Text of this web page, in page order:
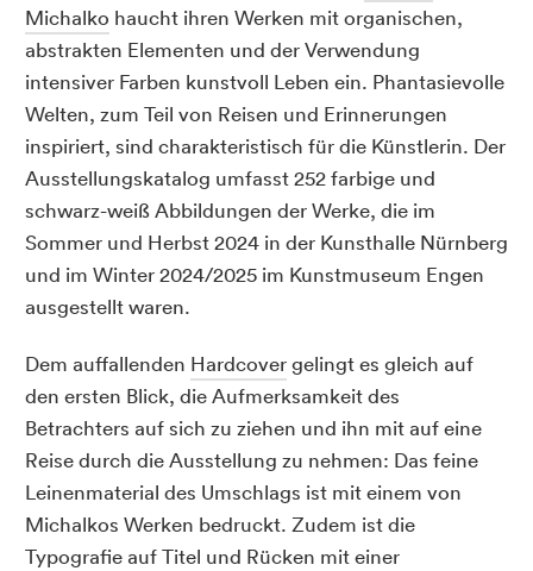
Michalko haucht ihren Werken mit organischen,
abstrakten Elementen und der Verwendung
intensiver Farben kunstvoll Leben ein. Phantasievolle
Welten, zum Teil von Reisen und Erinnerungen
inspiriert, sind charakteristisch für die Künstlerin. Der
Ausstellungskatalog umfasst 252 farbige und
schwarz-weiß Abbildungen der Werke, die im
Sommer und Herbst 2024 in der Kunsthalle Nürnberg
und im Winter 2024/2025 im Kunstmuseum Engen
ausgestellt waren.
Dem auffallenden Hardcovergelingt es gleich auf
den ersten Blick, die Aufmerksamkeit des
Betrachters auf sich zu ziehen und ihn mit auf eine
Reise durch die Ausstellung zu nehmen: Das feine
Leinenmaterial des Umschlags ist mit einem von
Michalkos Werken bedruckt. Zudem ist die
Typografie auf Titel und Rücken mit einer